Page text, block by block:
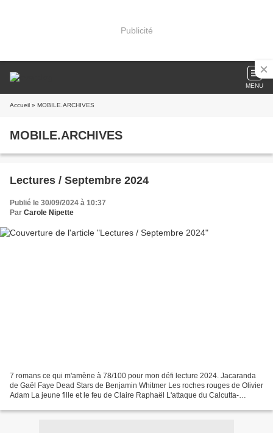
Publicité
MENU
Accueil » MOBILE.ARCHIVES
MOBILE.ARCHIVES
Lectures / Septembre 2024
Publié le 30/09/2024 à 10:37
Par Carole Nipette
7 romans ce qui m'amène à 78/100 pour mon défi lecture 2024. Jacaranda
de Gaël Faye Dead Stars de Benjamin Whitmer Les roches rouges de Olivier
Adam La jeune fille et le feu de Claire Raphaël L'attaque du Calcutta-